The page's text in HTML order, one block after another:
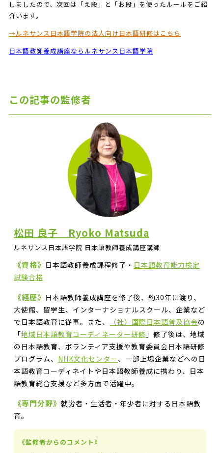
しましたので、次回は「え段」と「お段」を使ったルールをご紹
介います。
→ルネサンス日本語学院の法人向け日本語研修はこちら
日本語教師養成講座ならルネサンス日本語学院
この記事の監修者
松田 良子 Ryoko Matsuda
ルネサンス日本語学院 日本語教師養成講座講師
《資格》 日本語教師養成課程修了・ 日本語教育能力検定
試験合格
《経歴》 日本語教師養成講座を修了後、約30年に渡り、
大使館、留学生、インターナショナルスクール、企業など
で日本語教育に従事。また、
（社）国際日本語普及協会の
「地域日本語教育コーディネーター研修 」修了後は、地域
の日本語教育、ボランティア支援や教育委員会日本語研修
プログラム、 NHK文化センター、一部上場企業などへの日
本語教育コーディネイトや日本語教師養成に携わり、日本
語教育総合支援など多方面で活躍中。
《専門分野》就労者・生活者・年少者に対する日本語教
育。
《監修者からのコメント》